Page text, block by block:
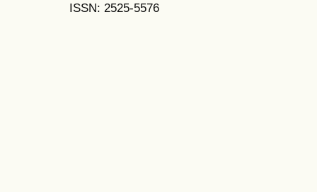
ISSN: 2525-5576